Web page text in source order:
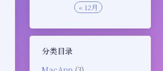
« 12月
分类目录